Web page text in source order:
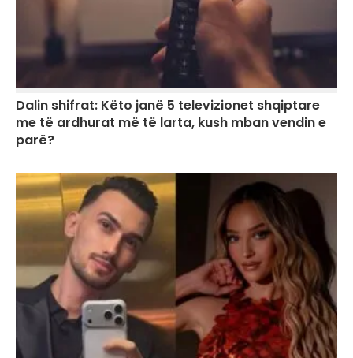
Dalin shifrat: Këto janë 5 televizionet shqiptare
me të ardhurat më të larta, kush mban vendin e
parë?